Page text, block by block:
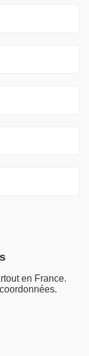
en France.